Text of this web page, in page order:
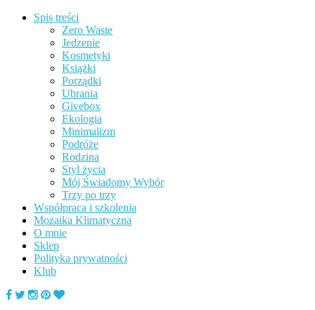
Spis treści
Zero Waste
Jedzenie
Kosmetyki
Książki
Porządki
Ubrania
Givebox
Ekologia
Minimalizm
Podróże
Rodzina
Styl życia
Mój Świadomy Wybór
Trzy po trzy
Współpraca i szkolenia
Mozaika Klimatyczna
O mnie
Sklep
Polityka prywatności
Klub